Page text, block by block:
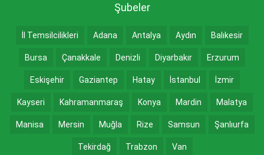
Şubeler
İl Temsilcilikleri Adana Antalya Aydın Balıkesir
Bursa Çanakkale Denizli Diyarbakır Erzurum
Eskişehir Gaziantep Hatay İstanbul İzmir
Kayseri Kahramanmaraş Konya Mardin Malatya
Manisa Mersin Muğla Rize Samsun Şanlıurfa
Tekirdağ Trabzon Van